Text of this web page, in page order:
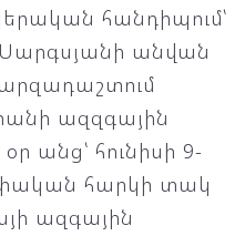
հանդիպում՝
Սարգսյանի անվան
ազզգային
անց՝ հունիսի 9-
հարկի տակ
ազգային